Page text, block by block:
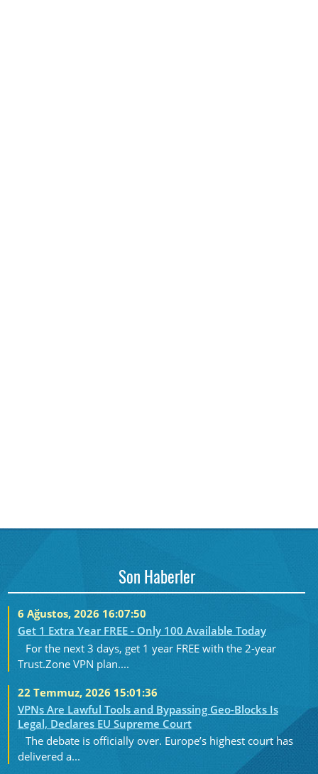
Son Haberler
6 Ağustos, 2026 16:07:50
Get 1 Extra Year FREE - Only 100 Available Today
For the next 3 days, get 1 year FREE with the 2-year
Trust.Zone VPN plan....
22 Temmuz, 2026 15:01:36
VPNs Are Lawful Tools and Bypassing Geo-Blocks Is
Legal, Declares EU Supreme Court
The debate is officially over. Europe’s highest court has
delivered a...